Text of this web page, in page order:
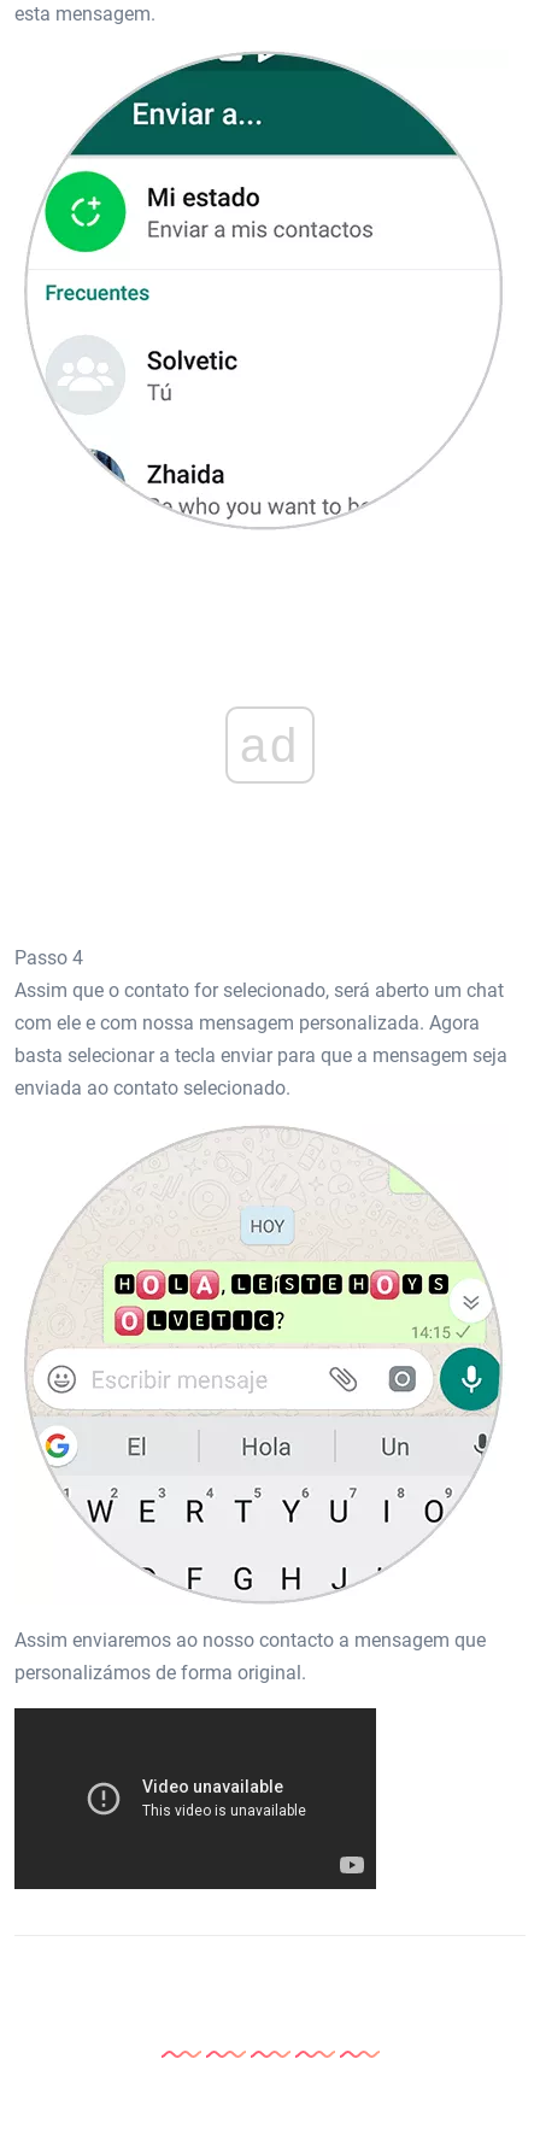
esta mensagem.
ad
Passo 4
Assim que o contato for selecionado, será aberto um chat
com ele e com nossa mensagem personalizada. Agora
basta selecionar a tecla enviar para que a mensagem seja
enviada ao contato selecionado.
Assim enviaremos ao nosso contacto a mensagem que
personalizámos de forma original.